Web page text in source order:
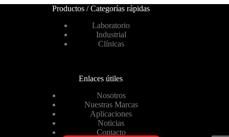
Productos / Categorías rápidas
Laboratorio
Industrial
Clínicas
Enlaces útiles
Nosotros
Nuestras Marcas
Aplicaciones
Noticias
Contacto